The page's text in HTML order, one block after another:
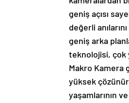
geniş açısı
değerli
geniş arka
teknolojisi, çok
Makro Kamera
yüksek
yaşamlarının